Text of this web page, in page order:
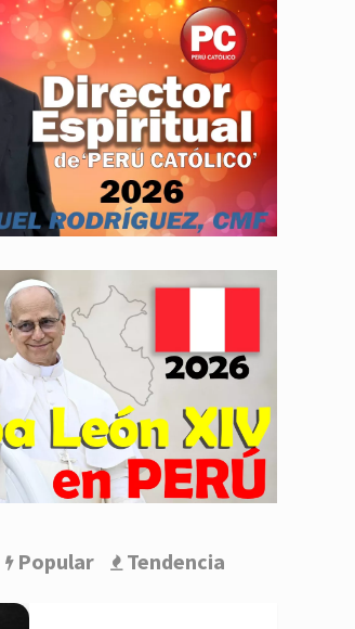
Popular Tendencia